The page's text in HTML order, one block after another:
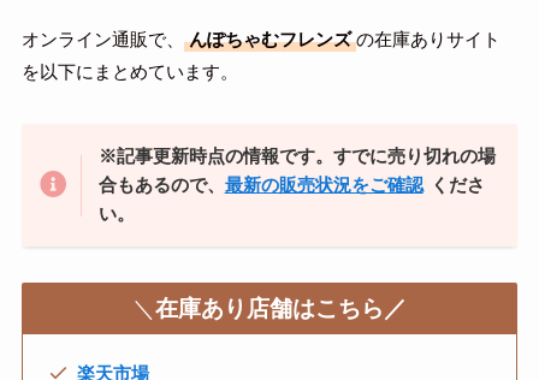
オンライン通販で、 んぽちゃむフレンズ の在庫ありサイト
を以下にまとめています。
※記事更新時点の情報です。すでに売り切れの場
合もあるので、 最新の販売状況をご確認
くださ
い。
＼ 在庫あり店舗はこちら／
楽天市場